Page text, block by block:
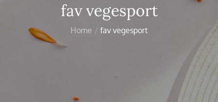
fav vegesport
Home fav vegesport